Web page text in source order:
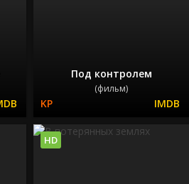
Под контролем
(фильм)
HD